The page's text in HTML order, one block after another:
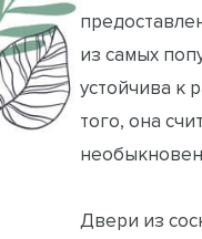
из самых
устойчива к
того, она
Двери из